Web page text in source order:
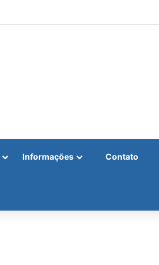
Informações Contato